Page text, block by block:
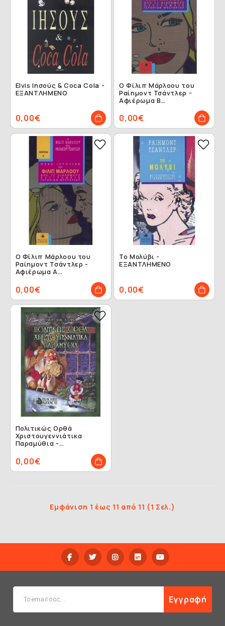
Elvis Ιησούς & Coca Cola -
ΕΞΑΝΤΛΗΜΕΝΟ
0,00€
Ο Φίλιπ Μάρλοου του
Ραίημοντ Τσάντλερ -
Αφιέρωμα Β
0,00€
Ο Φίλιπ Μάρλοου του
Ραίημοντ Τσάντλερ -
Αφιέρωμα Α
0,00€
Το Μολύβι -
ΕΞΑΝΤΛΗΜΕΝΟ
0,00€
Πολιτικώς Ορθά
Χριστουγεννιάτικα
Παραμύθια -
0,00€
Εμφάνιση 1 έως 11 από 11 (1 Σελ.)
Εγγραφή